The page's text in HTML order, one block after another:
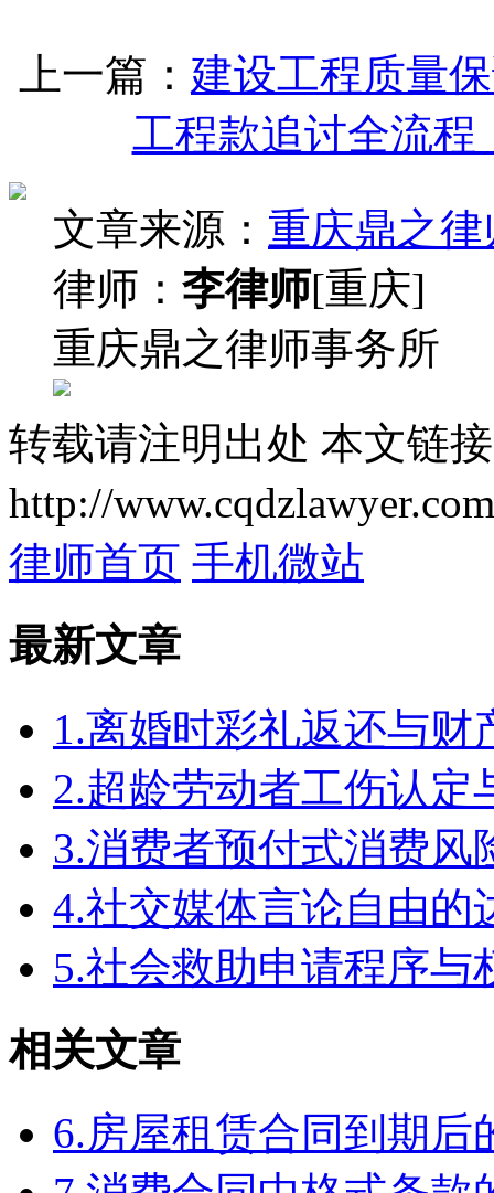
上一篇： 建设工程质量
工程款追讨全流程
文章来源： 重庆鼎之
律师： 李律师[重庆]
重庆鼎之律师事务所
转载请注明出处 本文链
http://
律师首页 手机微站
最新文章
1.离婚时彩礼返还与财
2.超龄劳动者工伤认定
3.消费者预付式消费风
4.社交媒体言论自由
5.社会救助申请程序与
相关文章
6.房屋租赁合同到期后